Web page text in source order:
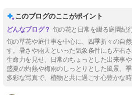
このブログのここがポイント
旬の花と日常を綴る庭園紀
旬の草花や庭仕事を中心に、四季折々の自
す。暑さや雨天といった気象条件にも左右
生命力を見せ、日常のちょっとした出来事
盛夏の灼熱や梅雨のしっとりとした風景、
多彩な写真で、植物と共に過ごす心豊かな時